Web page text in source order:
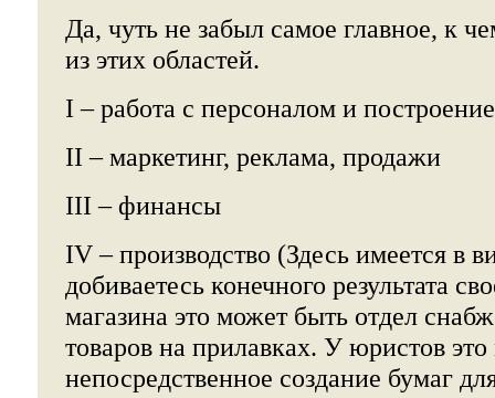
Да, чуть не забыл самое главное, к
из этих областей.
I – работа с персоналом и
II – маркетинг, реклама, продажи
III – финансы
IV – производство (Здесь имеется в
добиваетесь конечного результата
магазина это может быть отдел
товаров на прилавках. У юристов
непосредственное создание бумаг